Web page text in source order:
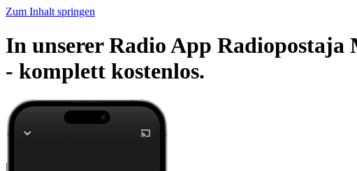
Zum Inhalt springen
In unserer Radio App Radiopostaja
- komplett kostenlos.